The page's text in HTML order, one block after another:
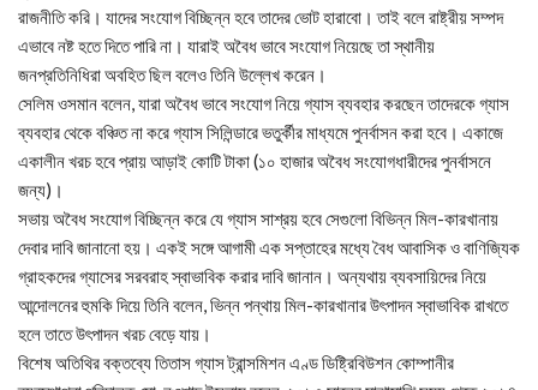
রাজনীতি করি। যাদের সংযোগ বিচ্ছিন্ন হবে তাদের ভোট হারাবো। তাই বলে রাষ্ট্রীয় সম্পদ
এভাবে নষ্ট হতে দিতে পারি না। যারাই অবৈধ ভাবে সংযোগ নিয়েছে তা স্থানীয়
জনপ্রতিনিধিরা অবহিত ছিল বলেও তিনি উল্লেখ করেন।
সেলিম ওসমান বলেন, যারা অবৈধ ভাবে সংযোগ নিয়ে গ্যাস ব্যবহার করছেন তাদেরকে গ্যাস
ব্যবহার থেকে বঞ্চিত না করে গ্যাস সিলিন্ডারে ভতুর্কীর মাধ্যমে পুনর্বাসন করা হবে। একাজে
একালীন খরচ হবে প্রায় আড়াই কোটি টাকা (১০ হাজার অবৈধ সংযোগধারীদের পুনর্বাসনে
জন্য)।
সভায় অবৈধ সংযোগ বিচ্ছিন্ন করে যে গ্যাস সাশ্রয় হবে সেগুলো বিভিন্ন মিল-কারখানায়
দেবার দাবি জানানো হয়। একই সঙ্গে আগামী এক সপ্তাহের মধ্যে বৈধ আবাসিক ও বাণিজ্যিক
গ্রাহকদের গ্যাসের সরবরাহ স্বাভাবিক করার দাবি জানান। অন্যথায় ব্যবসায়িদের নিয়ে
আন্দোলনের হুমকি দিয়ে তিনি বলেন, ভিন্ন পন্থায় মিল-কারখানার উৎপাদন স্বাভাবিক রাখতে
হলে তাতে উৎপাদন খরচ বেড়ে যায়।
বিশেষ অতিথির বক্তব্যে তিতাস গ্যাস ট্রান্সমিশন এণ্ড ডিষ্ট্রিবিউশন কোম্পানীর